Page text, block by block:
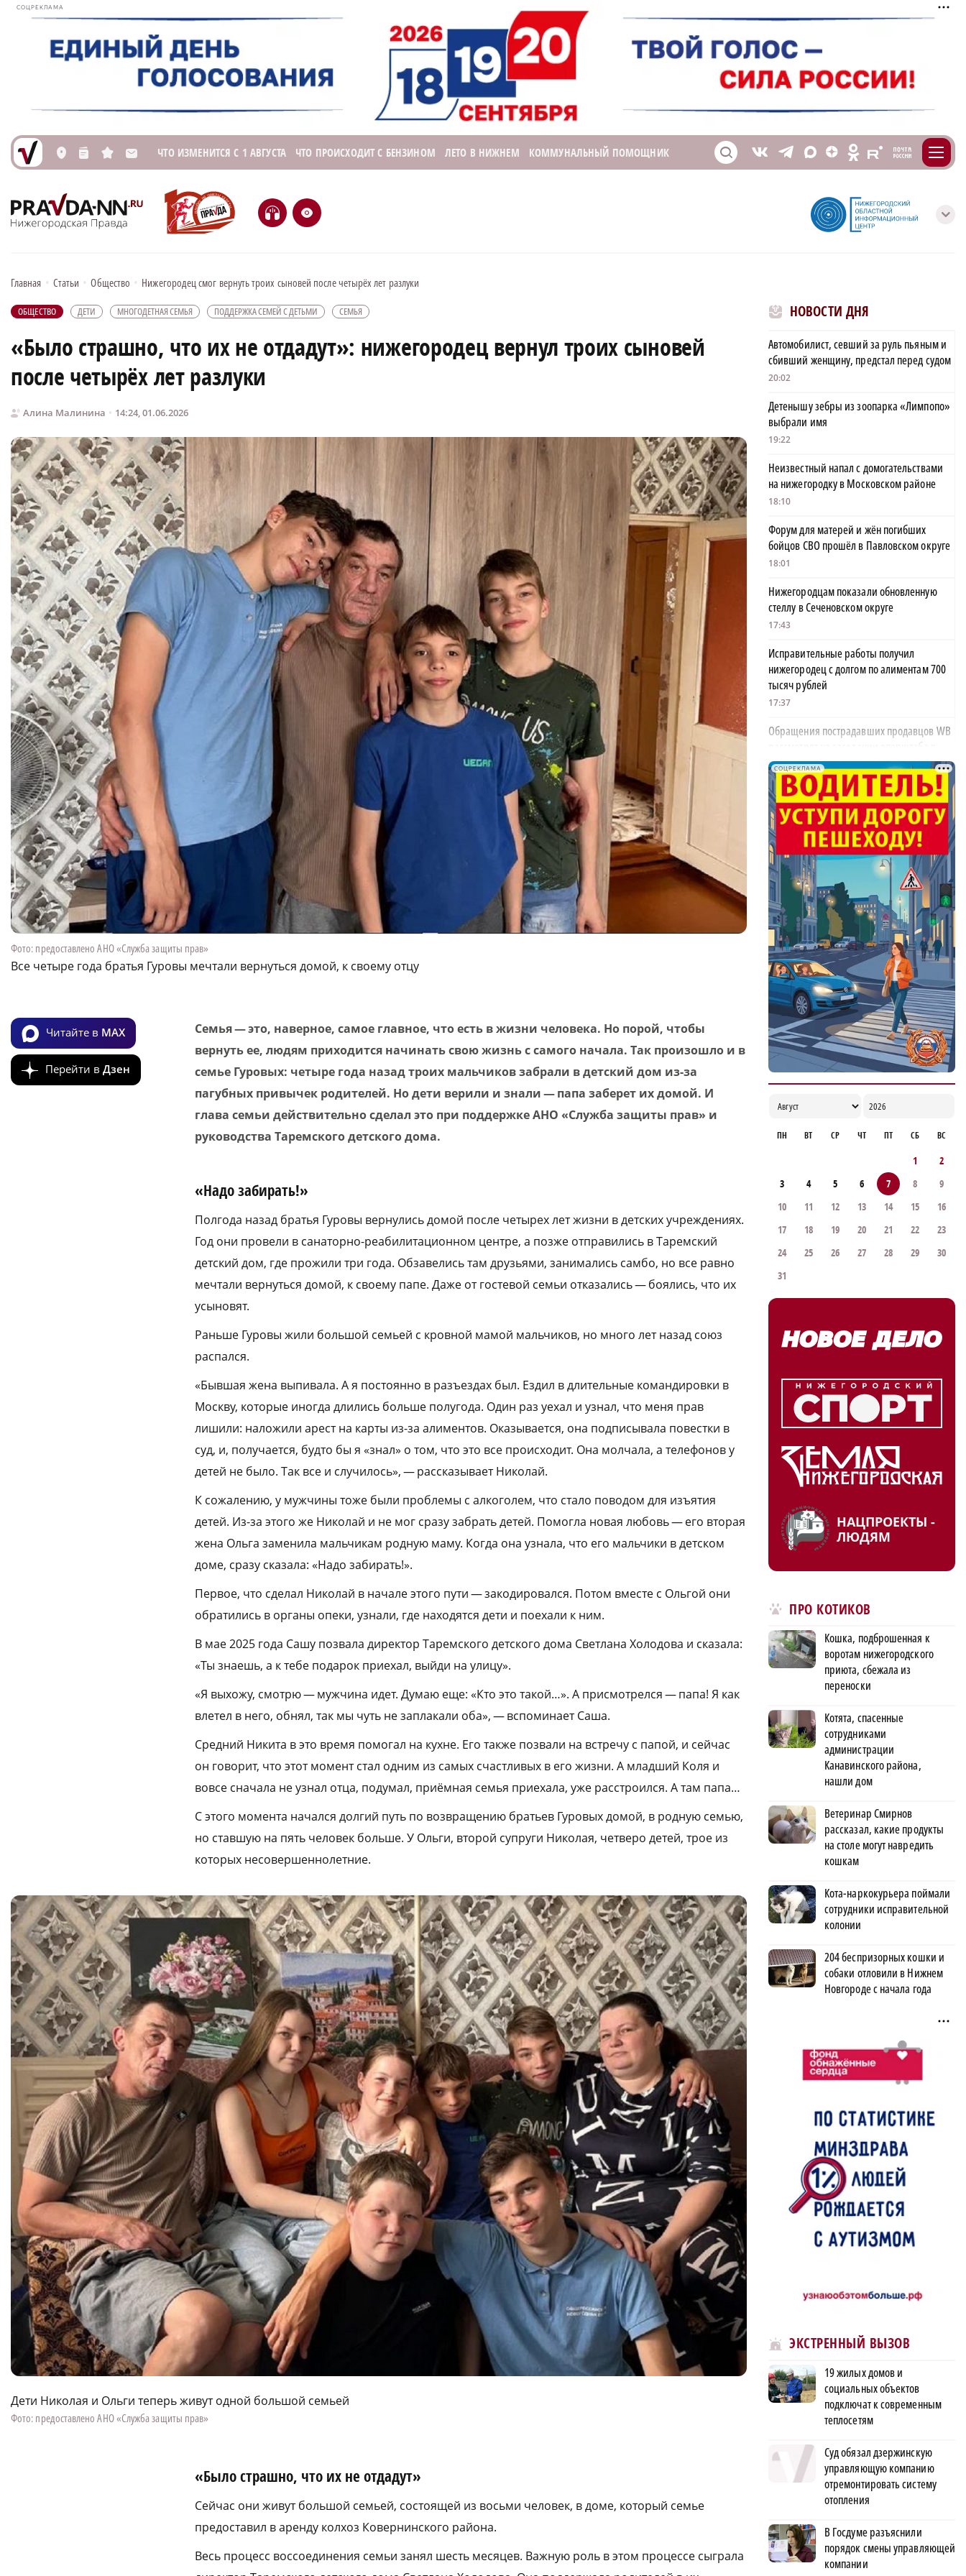
СОЦРЕКЛАМА
L n s M ЧТО ИЗМЕНИТСЯ С 1 АВГУСТА ЧТО ПРОИСХОДИТ С БЕНЗИНОМ ЛЕТО В НИЖНЕМ КОММУНАЛЬНЫЙ ПОМОЩНИК S V T X Z O E m
H e с
Главная • Статьи • Общество • Нижегородец смог вернуть троих сыновей после четырёх лет разлуки
ОБЩЕСТВО ДЕТИ МНОГОДЕТНАЯ СЕМЬЯ ПОДДЕРЖКА СЕМЕЙ С ДЕТЬМИ СЕМЬЯ
«Было страшно, что их не отдадут»: нижегородец вернул троих сыновей
после четырёх лет разлуки
Алина Малинина 14:24, 01.06.2026
Фото: предоставлено АНО «Служба защиты прав»
Все четыре года братья Гуровы мечтали вернуться домой, к своему отцу
Читайте в MAX
Перейти в Дзен
Семья — это, наверное, самое главное, что есть в жизни человека. Но порой, чтобы
вернуть ее, людям приходится начинать свою жизнь с самого начала. Так произошло и в
семье Гуровых: четыре года назад троих мальчиков забрали в детский дом из-за
пагубных привычек родителей. Но дети верили и знали — папа заберет их домой. И
глава семьи действительно сделал это при поддержке АНО «Служба защиты прав» и
руководства Таремского детского дома.
«Надо забирать!»
Полгода назад братья Гуровы вернулись домой после четырех лет жизни в детских учреждениях.
Год они провели в санаторно-реабилитационном центре, а позже отправились в Таремский
детский дом, где прожили три года. Обзавелись там друзьями, занимались самбо, но все равно
мечтали вернуться домой, к своему папе. Даже от гостевой семьи отказались — боялись, что их
усыновят.
Раньше Гуровы жили большой семьей с кровной мамой мальчиков, но много лет назад союз
распался.
«Бывшая жена выпивала. А я постоянно в разъездах был. Ездил в длительные командировки в
Москву, которые иногда длились больше полугода. Один раз уехал и узнал, что меня прав
лишили: наложили арест на карты из-за алиментов. Оказывается, она подписывала повестки в
суд, и, получается, будто бы я «знал» о том, что это все происходит. Она молчала, а телефонов у
детей не было. Так все и случилось», — рассказывает Николай.
К сожалению, у мужчины тоже были проблемы с алкоголем, что стало поводом для изъятия
детей. Из-за этого же Николай и не мог сразу забрать детей. Помогла новая любовь — его вторая
жена Ольга заменила мальчикам родную маму. Когда она узнала, что его мальчики в детском
доме, сразу сказала: «Надо забирать!».
Первое, что сделал Николай в начале этого пути — закодировался. Потом вместе с Ольгой они
обратились в органы опеки, узнали, где находятся дети и поехали к ним.
В мае 2025 года Сашу позвала директор Таремского детского дома Светлана Холодова и сказала:
«Ты знаешь, а к тебе подарок приехал, выйди на улицу».
«Я выхожу, смотрю — мужчина идет. Думаю еще: «Кто это такой…». А присмотрелся — папа! Я как
влетел в него, обнял, так мы чуть не заплакали оба», — вспоминает Саша.
Средний Никита в это время помогал на кухне. Его также позвали на встречу с папой, и сейчас
он говорит, что этот момент стал одним из самых счастливых в его жизни. А младший Коля и
вовсе сначала не узнал отца, подумал, приёмная семья приехала, уже расстроился. А там папа…
С этого момента начался долгий путь по возвращению братьев Гуровых домой, в родную семью,
но ставшую на пять человек больше. У Ольги, второй супруги Николая, четверо детей, трое из
которых несовершеннолетние.
Дети Николая и Ольги теперь живут одной большой семьей
Фото: предоставлено АНО «Служба защиты прав»
«Было страшно, что их не отдадут»
Сейчас они живут большой семьей, состоящей из восьми человек, в доме, который семье
предоставил в аренду колхоз Ковернинского района.
Весь процесс воссоединения семьи занял шесть месяцев. Важную роль в этом процессе сыграла
НОВОСТИ ДНЯ
Автомобилист, севший за руль пьяным и
сбивший женщину, предстал перед судом
20:02
Детенышу зебры из зоопарка «Лимпопо»
выбрали имя
19:22
Неизвестный напал с домогательствами
на нижегородку в Московском районе
18:10
Форум для матерей и жён погибших
бойцов СВО прошёл в Павловском округе
18:01
Нижегородцам показали обновленную
стеллу в Сеченовском округе
17:43
Исправительные работы получил
нижегородец с долгом по алиментам 700
тысяч рублей
17:37
Обращения пострадавших продавцов WB
рассмотрят на заседании оперштаба в
августе
17:21
Нижегородская область вошла в число
лидеров научно-популярного туризма
17:10
Специальный концерт «Музыка
балконов» пройдет в Нижнем Новгороде
15 августа
17:06
Опасное сливочное масло обнаружили в
Нижегородской области
17:00
СОЦРЕКЛАМА
ПН ВТ СР ЧТ ПТ СБ ВС
1
2
3
4 5 6 7 8
9
10
11 12 13 14 15
16
17
18 19 20 21 22
23
24
25 26 27 28 29
30
31
НАЦПРОЕКТЫ -
ЛЮДЯМ
ПРО КОТИКОВ
Кошка, подброшенная к
воротам нижегородского
приюта, сбежала из
переноски
Котята, спасенные
сотрудниками
администрации
Канавинского района,
нашли дом
Ветеринар Смирнов
рассказал, какие продукты
на столе могут навредить
кошкам
Кота-наркокурьера поймали
сотрудники исправительной
колонии
204 беспризорных кошки и
собаки отловили в Нижнем
Новгороде с начала года
ЭКСТРЕННЫЙ ВЫЗОВ
19 жилых домов и
социальных объектов
подключат к современным
теплосетям
Суд обязал дзержинскую
управляющую компанию
отремонтировать систему
отопления
В Госдуме разъяснили
порядок смены управляющей
компании